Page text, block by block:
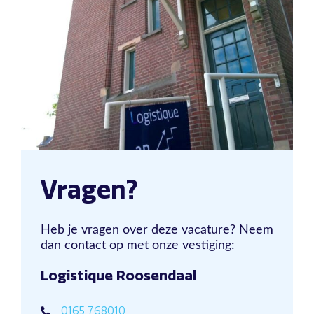
Vragen?
Heb je vragen over deze vacature? Neem
dan contact op met onze vestiging:
Logistique Roosendaal
0165 768010